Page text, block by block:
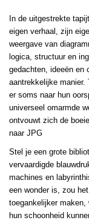
In de uitgestrekte
eigen verhaal, zijn
weergave van
logica, structuur en
gedachten, ideeën en
aantrekkelijke manier.
er soms naar hun
universeel omarmde
ontvouwt zich de
naar JPG
Stel je een grote
vervaardigde
machines en
een wonder is, zou
toegankelijker
hun schoonheid